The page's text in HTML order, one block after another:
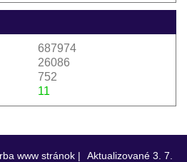
11
687974
26086
752
www stránok|
Aktualizované 3. 7.